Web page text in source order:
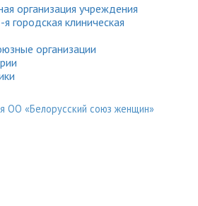
организация учреждения
городская клиническая
организации
ОО «Белорусский союз женщин»